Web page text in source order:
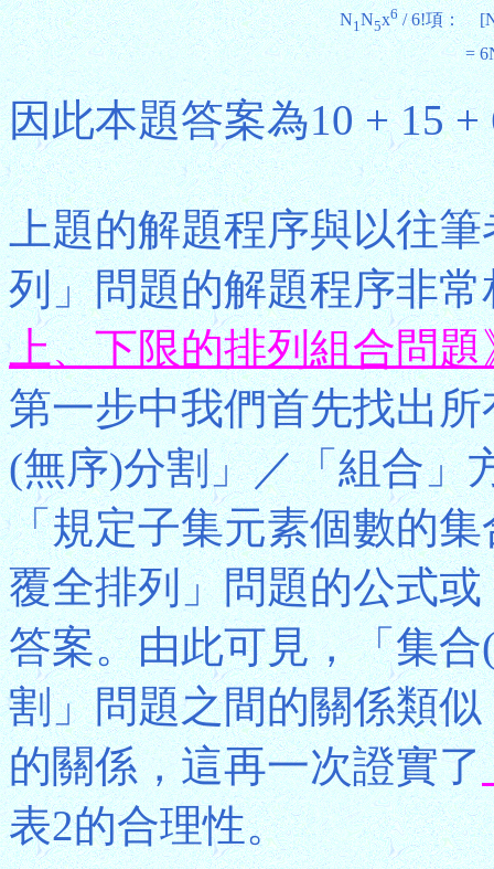
N1N5x6/ 6!項：
=
因此本題答案為10 + 15 +
上題的解題程序與以往
列」問題的解題程序非
上、下限的排列組合問題
第一步中我們首先找出
(無序)分割」／「組合」
「規定子集元素個數的
覆全排列」問題的公式
答案。由此可見，「集
割」問題之間的關係類
的關係，這再一次證實了
表2的合理性。